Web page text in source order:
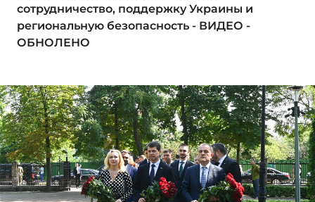
сотрудничество, поддержку Украины и
региональную безопасность - ВИДЕО -
ОБНОЛЕНО